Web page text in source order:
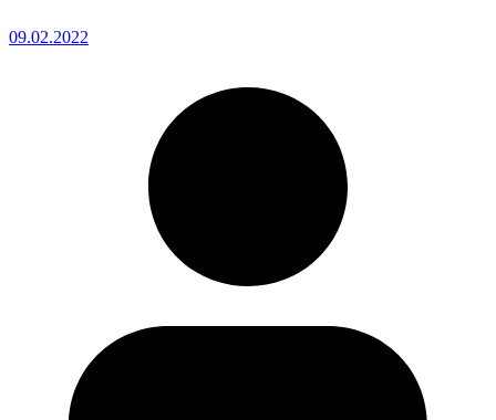
09.02.2022